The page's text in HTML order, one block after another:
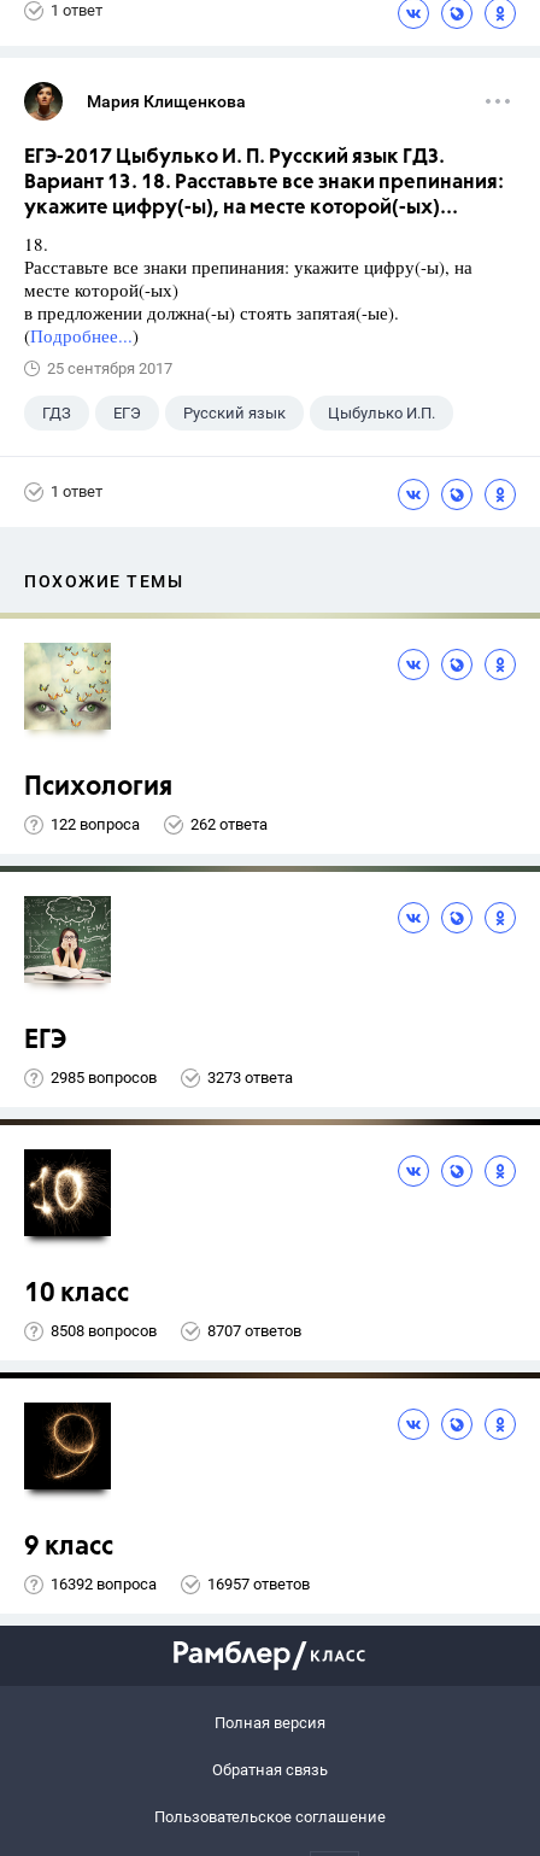
1 ответ
Мария Клищенкова
ЕГЭ-2017 Цыбулько И. П. Русский язык ГДЗ.
Вариант 13. 18. Расставьте все знаки препинания:
укажите цифру(-ы), на месте которой(-ых)...
18.
Расставьте все знаки препинания: укажите цифру(-ы), на
месте которой(-ых)
в предложении должна(-ы) стоять запятая(-ые).
(Подробнее...)
25 сентября 2017
ГДЗ ЕГЭ Русский язык Цыбулько И.П.
1 ответ
ПОХОЖИЕ ТЕМЫ
Психология
122 вопроса 262 ответа
ЕГЭ
2985 вопросов 3273 ответа
10 класс
8508 вопросов 8707 ответов
9 класс
16392 вопроса 16957 ответов
Полная версия
Обратная связь
Пользовательское соглашение